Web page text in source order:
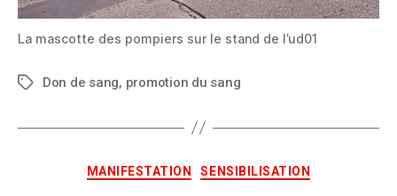
La mascotte des pompiers sur le stand de l’ud01
Don de sang, promotion du sang
MANIFESTATION SENSIBILISATION